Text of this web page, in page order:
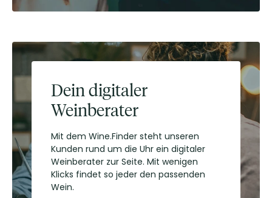
Dein digitaler
Weinberater
Mit dem Wine.Finder steht unseren
Kunden rund um die Uhr ein digitaler
Weinberater zur Seite. Mit wenigen
Klicks findet so jeder den passenden
Wein.